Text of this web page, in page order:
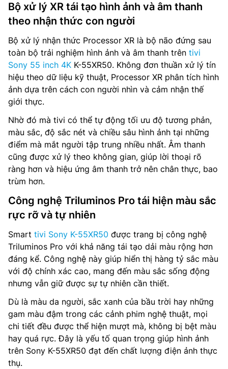
Bộ xử lý XR tái tạo hình ảnh và âm thanh
theo nhận thức con người
Bộ xử lý nhận thức Processor XR là bộ não đứng sau
toàn bộ trải nghiệm hình ảnh và âm thanh trên tivi
Sony 55 inch 4K K-55XR50. Không đơn thuần xử lý tín
hiệu theo dữ liệu kỹ thuật, Processor XR phân tích hình
ảnh dựa trên cách con người nhìn và cảm nhận thế
giới thực.
Nhờ đó mà tivi có thể tự động tối ưu độ tương phản,
màu sắc, độ sắc nét và chiều sâu hình ảnh tại những
điểm mà mắt người tập trung nhiều nhất. Âm thanh
cũng được xử lý theo không gian, giúp lời thoại rõ
ràng hơn và hiệu ứng âm thanh trở nên chân thực, bao
trùm hơn.
Công nghệ Triluminos Pro tái hiện màu sắc
rực rỡ và tự nhiên
Smart tivi Sony K-55XR50 được trang bị công nghệ
Triluminos Pro với khả năng tái tạo dải màu rộng hơn
đáng kể. Công nghệ này giúp hiển thị hàng tỷ sắc màu
với độ chính xác cao, mang đến màu sắc sống động
nhưng vẫn giữ được sự tự nhiên cần thiết.
Dù là màu da người, sắc xanh của bầu trời hay những
gam màu đậm trong các cảnh phim nghệ thuật, mọi
chi tiết đều được thể hiện mượt mà, không bị bệt màu
hay quá rực. Đây là yếu tố quan trọng giúp hình ảnh
trên Sony K-55XR50 đạt đến chất lượng điện ảnh thực
thụ.